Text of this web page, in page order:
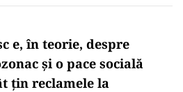
e, în teorie, despre
și o pace socială
țin reclamele la